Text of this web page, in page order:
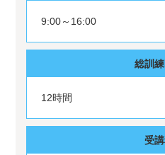
9:00～16:00
総訓
12時間
受